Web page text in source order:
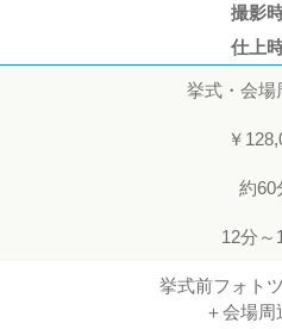
撮影
仕上
挙式・会場
￥
約60
12分～
挙式前フォト
＋会場周